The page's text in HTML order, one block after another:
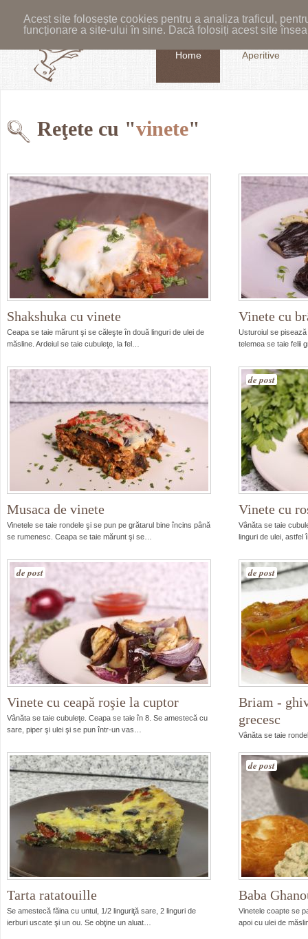
Acest site folosește cookies pentru a analiza traficul,
funcționare a site-ului în sine. Dacă folosiți acest site
Home Aperitive
Reţete cu "vinete"
Shakshuka cu vinete
Ceapa se taie mărunt şi se căleşte în două linguri de ulei de
măsline. Ardeiul se taie cubuleţe, la fel…
Vinete cu
Usturoiul se
telemea se taie felii
Musaca de vinete
Vinetele se taie rondele şi se pun pe grătarul bine încins până
se rumenesc. Ceapa se taie mărunt şi se…
de post
Vinete cu
Vânăta se taie
linguri de ulei,
de post
Vinete cu ceapă roşie la cuptor
Vânăta se taie cubuleţe. Ceapa se taie în 8. Se amestecă cu
sare, piper şi ulei şi se pun într-un vas…
de post
Briam -
grecesc
Vânăta se taie
Tarta ratatouille
Se amestecă făina cu untul, 1/2 linguriţă sare, 2 linguri de
ierburi uscate şi un ou. Se obţine un aluat…
de post
Baba
Vinetele coapte se
apoi cu ulei de